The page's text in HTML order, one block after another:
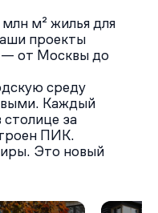
м² жилья для
проекты
— от Москвы до
среду
Каждый
за
ПИК.
Это новый